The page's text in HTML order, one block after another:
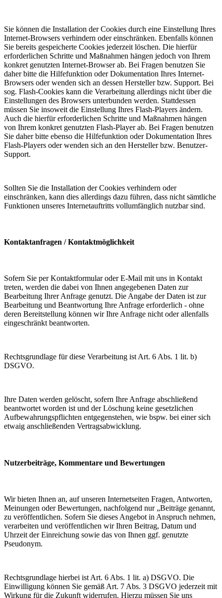
Sie können die Installation der Cookies durch eine Einstellung Ihres
Internet-Browsers verhindern oder einschränken. Ebenfalls können
Sie bereits gespeicherte Cookies jederzeit löschen. Die hierfür
erforderlichen Schritte und Maßnahmen hängen jedoch von Ihrem
konkret genutzten Internet-Browser ab. Bei Fragen benutzen Sie
daher bitte die Hilfefunktion oder Dokumentation Ihres Internet-
Browsers oder wenden sich an dessen Hersteller bzw. Support. Bei
sog. Flash-Cookies kann die Verarbeitung allerdings nicht über die
Einstellungen des Browsers unterbunden werden. Stattdessen
müssen Sie insoweit die Einstellung Ihres Flash-Players ändern.
Auch die hierfür erforderlichen Schritte und Maßnahmen hängen
von Ihrem konkret genutzten Flash-Player ab. Bei Fragen benutzen
Sie daher bitte ebenso die Hilfefunktion oder Dokumentation Ihres
Flash-Players oder wenden sich an den Hersteller bzw. Benutzer-
Support.
Sollten Sie die Installation der Cookies verhindern oder
einschränken, kann dies allerdings dazu führen, dass nicht sämtliche
Funktionen unseres Internetauftritts vollumfänglich nutzbar sind.
Kontaktanfragen / Kontaktmöglichkeit
Sofern Sie per Kontaktformular oder E-Mail mit uns in Kontakt
treten, werden die dabei von Ihnen angegebenen Daten zur
Bearbeitung Ihrer Anfrage genutzt. Die Angabe der Daten ist zur
Bearbeitung und Beantwortung Ihre Anfrage erforderlich - ohne
deren Bereitstellung können wir Ihre Anfrage nicht oder allenfalls
eingeschränkt beantworten.
Rechtsgrundlage für diese Verarbeitung ist Art. 6 Abs. 1 lit. b)
DSGVO.
Ihre Daten werden gelöscht, sofern Ihre Anfrage abschließend
beantwortet worden ist und der Löschung keine gesetzlichen
Aufbewahrungspflichten entgegenstehen, wie bspw. bei einer sich
etwaig anschließenden Vertragsabwicklung.
Nutzerbeiträge, Kommentare und Bewertungen
Wir bieten Ihnen an, auf unseren Internetseiten Fragen, Antworten,
Meinungen oder Bewertungen, nachfolgend nur „Beiträge genannt,
zu veröffentlichen. Sofern Sie dieses Angebot in Anspruch nehmen,
verarbeiten und veröffentlichen wir Ihren Beitrag, Datum und
Uhrzeit der Einreichung sowie das von Ihnen ggf. genutzte
Pseudonym.
Rechtsgrundlage hierbei ist Art. 6 Abs. 1 lit. a) DSGVO. Die
Einwilligung können Sie gemäß Art. 7 Abs. 3 DSGVO jederzeit mit
Wirkung für die Zukunft widerrufen. Hierzu müssen Sie uns